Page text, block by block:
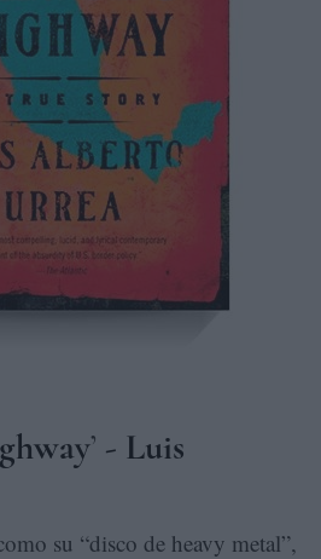
’ - Luis
su “disco de heavy metal”,